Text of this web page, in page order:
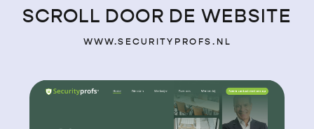
SCROLL DOOR DE WEBSITE
WWW.SECURITYPROFS.NL